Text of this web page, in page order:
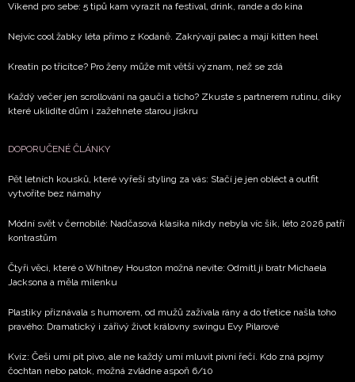
Víkend pro sebe: 5 tipů kam vyrazit na festival, drink, rande a do kina
Nejvíc cool žabky léta přímo z Kodaně. Zakrývají palec a mají kitten heel
Kreatin po třicítce? Pro ženy může mít větší význam, než se zdá
Každý večer jen scrollování na gauči a ticho? Zkuste s partnerem rutinu, díky
které uklidíte dům i zažehnete starou jiskru
DOPORUČENÉ ČLÁNKY
Pět letních kousků, které vyřeší styling za vás: Stačí je jen obléct a outfit
vytvoříte bez námahy
Módní svět v černobílé: Nadčasová klasika nikdy nebyla víc šik, léto 2026 patří
kontrastům
Čtyři věci, které o Whitney Houston možná nevíte: Odmítl ji bratr Michaela
Jacksona a měla milenku
Plastiky přiznávala s humorem, od mužů zažívala rány a do třetice našla toho
pravého: Dramatický i zářivý život královny swingu Evy Pilarové
Kvíz: Češi umí pít pivo, ale ne každý umí mluvit pivní řečí. Kdo zná pojmy
čochtan nebo patok, možná zvládne aspoň 6/10